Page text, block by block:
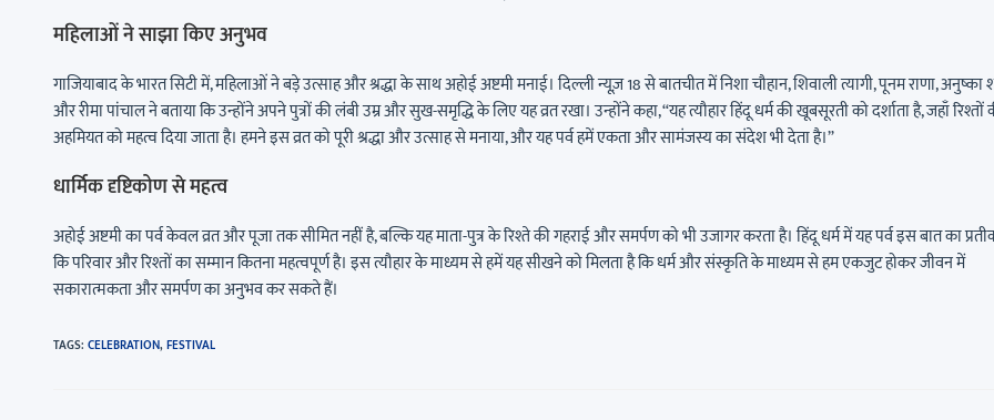
महिलाओं ने साझा किए अनुभव
गाजियाबाद के भारत सिटी में, महिलाओं ने बड़े उत्साह और श्रद्धा के साथ अहोई अष्टमी मनाई। दिल्ली न्यूज़ 18 से बातचीत में निशा चौहान, शिवाली त्यागी, पूनम राणा, अनुष्का
और रीमा पांचाल ने बताया कि उन्होंने अपने पुत्रों की लंबी उम्र और सुख-समृद्धि के लिए यह व्रत रखा। उन्होंने कहा, “यह त्यौहार हिंदू धर्म की खूबसूरती को दर्शाता है, जहाँ रिश्तों
अहमियत को महत्व दिया जाता है। हमने इस व्रत को पूरी श्रद्धा और उत्साह से मनाया, और यह पर्व हमें एकता और सामंजस्य का संदेश भी देता है।”
धार्मिक दृष्टिकोण से महत्व
अहोई अष्टमी का पर्व केवल व्रत और पूजा तक सीमित नहीं है, बल्कि यह माता-पुत्र के रिश्ते की गहराई और समर्पण को भी उजागर करता है। हिंदू धर्म में यह पर्व इस बात का
कि परिवार और रिश्तों का सम्मान कितना महत्वपूर्ण है। इस त्यौहार के माध्यम से हमें यह सीखने को मिलता है कि धर्म और संस्कृति के माध्यम से हम एकजुट होकर जीवन में
सकारात्मकता और समर्पण का अनुभव कर सकते हैं।
TAGS: CELEBRATION,FESTIVAL